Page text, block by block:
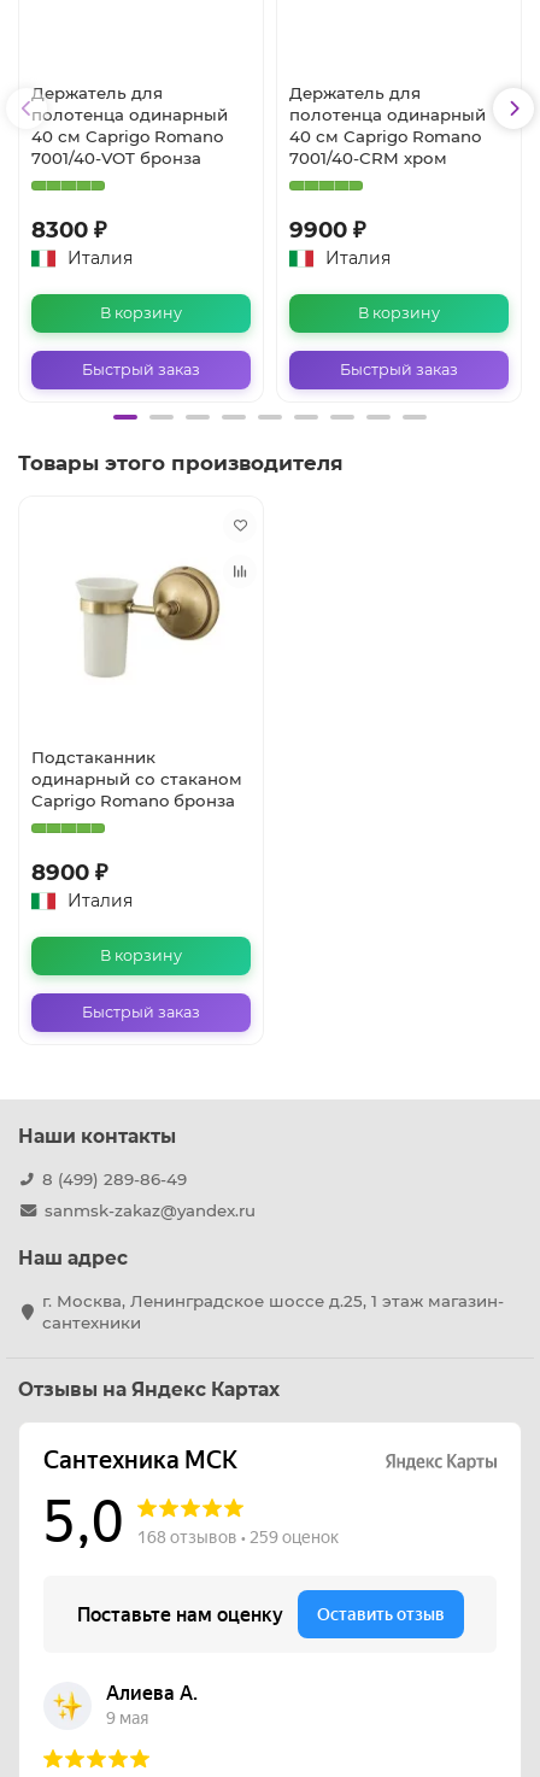
Держатель для
полотенца одинарный
40 см Caprigo Romano
7001/40-VOT бронза
8300 ₽
Италия
В корзину
Быстрый заказ
Держатель для
полотенца одинарный
40 см Caprigo Romano
7001/40-CRM хром
9900 ₽
Италия
В корзину
Быстрый заказ
Товары этого производителя
Подстаканник
одинарный со стаканом
Caprigo Romano бронза
8900 ₽
Италия
В корзину
Быстрый заказ
Наши контакты
8 (499) 289-86-49
sanmsk-zakaz@yandex.ru
Наш адрес
г. Москва, Ленинградское шоссе д.25, 1 этаж магазин-
сантехники
Отзывы на Яндекс Картах